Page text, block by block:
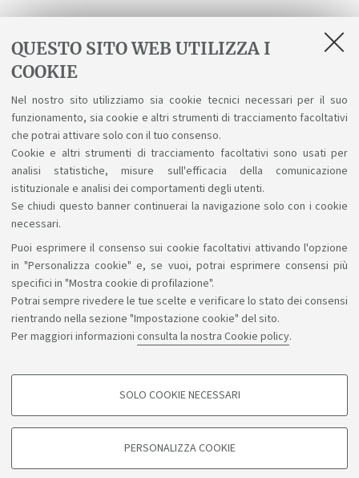
QUESTO SITO WEB UTILIZZA I
COOKIE
Nel nostro sito utilizziamo sia cookie tecnici necessari per il suo
funzionamento, sia cookie e altri strumenti di tracciamento facoltativi
che potrai attivare solo con il tuo consenso.
Cookie e altri strumenti di tracciamento facoltativi sono usati per
analisi statistiche, misure sull'efficacia della comunicazione
istituzionale e analisi dei comportamenti degli utenti.
Se chiudi questo banner continuerai la navigazione solo con i cookie
necessari.
Puoi esprimere il consenso sui cookie facoltativi attivando l'opzione
in "Personalizza cookie" e, se vuoi, potrai esprimere consensi più
specifici in "Mostra cookie di profilazione".
Potrai sempre rivedere le tue scelte e verificare lo stato dei consensi
rientrando nella sezione "Impostazione cookie" del sito.
Per maggiori informazioni consulta la nostra Cookie policy.
COOKIE DI PROFILAZIONE - FACOLTATIVI
degli utenti, creare profili in base al loro comportamento sul sito, per analisi
di marketing.
SOLO COOKIE NECESSARI
PERSONALIZZA COOKIE
Avviso per gli studenti ammessi ad anni
successivi al primo
Sosteniamo il diritto alla conoscenza
Seguici su:
Bologna - Via Zamboni, 33 - 40126 Bologna - PI: 01131710376 -